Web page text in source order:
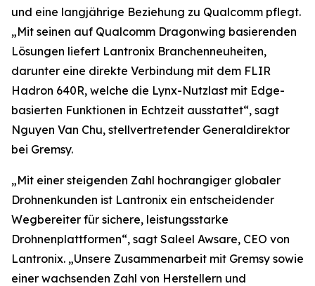
und eine langjährige Beziehung zu Qualcomm pflegt.
„Mit seinen auf Qualcomm Dragonwing basierenden
Lösungen liefert Lantronix Branchenneuheiten,
darunter eine direkte Verbindung mit dem FLIR
Hadron 640R, welche die Lynx-Nutzlast mit Edge-
basierten Funktionen in Echtzeit ausstattet“, sagt
Nguyen Van Chu, stellvertretender Generaldirektor
bei Gremsy.
„Mit einer steigenden Zahl hochrangiger globaler
Drohnenkunden ist Lantronix ein entscheidender
Wegbereiter für sichere, leistungsstarke
Drohnenplattformen“, sagt Saleel Awsare, CEO von
Lantronix. „Unsere Zusammenarbeit mit Gremsy sowie
einer wachsenden Zahl von Herstellern und